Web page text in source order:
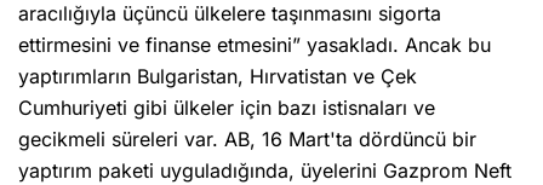
aracılığıyla üçüncü ülkelere taşınmasını sigorta
ettirmesini ve finanse etmesini” yasakladı. Ancak bu
yaptırımların Bulgaristan, Hırvatistan ve Çek
Cumhuriyeti gibi ülkeler için bazı istisnaları ve
gecikmeli süreleri var. AB, 16 Mart'ta dördüncü bir
yaptırım paketi uyguladığında, üyelerini Gazprom Neft